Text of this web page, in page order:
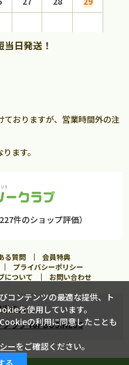
れる
日発送！
ておりますが、営業時間外の注
ます。
件のショップ評価）
る質問
会員特典
プライバシーポリシー
について お問い合わせ
の方へ
ラブ for BUSINESS
コンテンツの最適な提供、ト
を使用しています。
の利用に同意したことも
ーをご確認ください。